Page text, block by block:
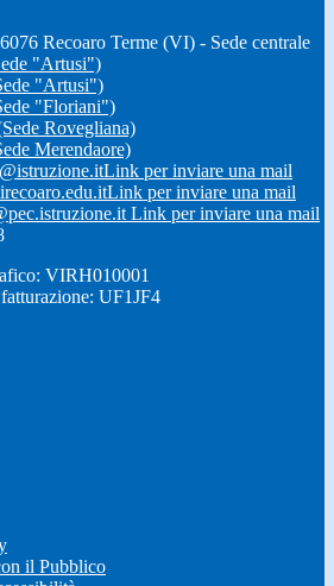
Recoaro Terme (VI) - Sede centrale
"Artusi")
"Artusi")
"Floriani")
Rovegliana)
Merendaore)
Link per inviare una mail
Link per inviare una mail
Link per inviare una mail
VIRH010001
UF1JF4
il Pubblico